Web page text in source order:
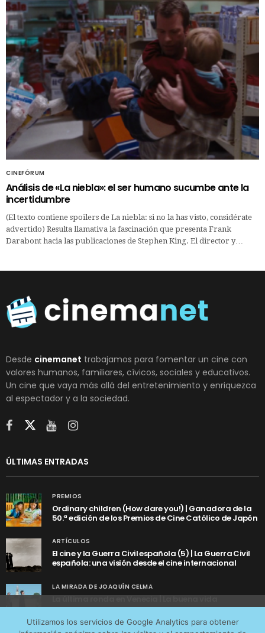
CINEFÓRUM
Análisis de «La niebla»: el ser humano sucumbe ante la
incertidumbre
(El texto contiene spoilers de La niebla: si no la has visto, considérate
advertido) Resulta llamativa la fascinación que presenta Frank
Darabont hacia las publicaciones de Stephen King. El director y…
Desde cinemanet trabajamos para fomentar un cine con
valores humanos, familiares, cívicos, sociales y educativos.
Un cine que vaya más allá del entretenimiento y enriquezca
al espectador y a la sociedad.
ÚLTIMAS ENTRADAS
PREMIOS
Ordinary children (How dare you!) | Ganadora de la
50.ª edición de los Premios de Cine Católico de Japón
ARTÍCULOS
El cine y la Guerra Civil española (5) | La Guerra Civil
española: una visión desde el cine internacional
LA MIRADA DE JOAQUÍN CELMA
La última ronda en Venecia | La buena vida
Utilizamos los servicios de Google Analytics para obtener
tráfico web que recibimos y conocer los servicios que